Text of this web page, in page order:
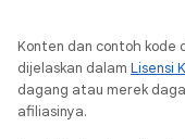
Konten dan contoh kode
dijelaskan dalam Lisensi
dagang atau merek
afiliasinya.